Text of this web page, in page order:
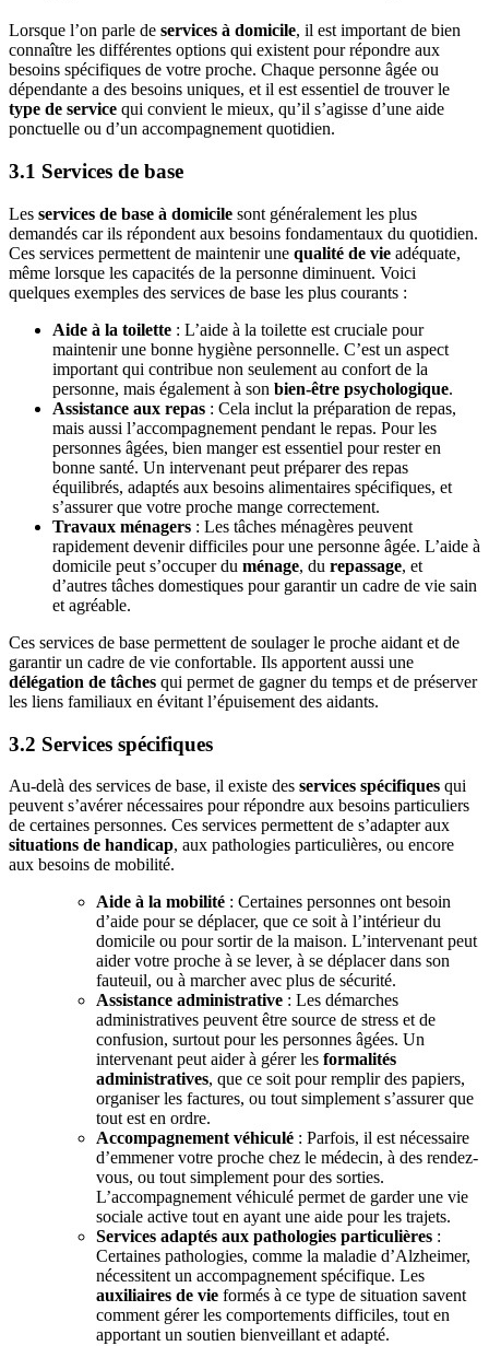
Lorsque l’on parle de services à domicile, il est important de bien
connaître les différentes options qui existent pour répondre aux
besoins spécifiques de votre proche. Chaque personne âgée ou
dépendante a des besoins uniques, et il est essentiel de trouver le
type de service qui convient le mieux, qu’il s’agisse d’une aide
ponctuelle ou d’un accompagnement quotidien.
3.1 Services de base
Les services de base à domicile sont généralement les plus
demandés car ils répondent aux besoins fondamentaux du quotidien.
Ces services permettent de maintenir une qualité de vie adéquate,
même lorsque les capacités de la personne diminuent. Voici
quelques exemples des services de base les plus courants :
Aide à la toilette : L’aide à la toilette est cruciale pour
maintenir une bonne hygiène personnelle. C’est un aspect
important qui contribue non seulement au confort de la
personne, mais également à son bien-être psychologique.
Assistance aux repas : Cela inclut la préparation de repas,
mais aussi l’accompagnement pendant le repas. Pour les
personnes âgées, bien manger est essentiel pour rester en
bonne santé. Un intervenant peut préparer des repas
équilibrés, adaptés aux besoins alimentaires spécifiques, et
s’assurer que votre proche mange correctement.
Travaux ménagers : Les tâches ménagères peuvent
rapidement devenir difficiles pour une personne âgée. L’aide à
domicile peut s’occuper du ménage, du repassage, et
d’autres tâches domestiques pour garantir un cadre de vie sain
et agréable.
Ces services de base permettent de soulager le proche aidant et de
garantir un cadre de vie confortable. Ils apportent aussi une
délégation de tâches qui permet de gagner du temps et de préserver
les liens familiaux en évitant l’épuisement des aidants.
3.2 Services spécifiques
Au-delà des services de base, il existe des services spécifiques qui
peuvent s’avérer nécessaires pour répondre aux besoins particuliers
de certaines personnes. Ces services permettent de s’adapter aux
situations de handicap, aux pathologies particulières, ou encore
aux besoins de mobilité.
Aide à la mobilité : Certaines personnes ont besoin
d’aide pour se déplacer, que ce soit à l’intérieur du
domicile ou pour sortir de la maison. L’intervenant peut
aider votre proche à se lever, à se déplacer dans son
fauteuil, ou à marcher avec plus de sécurité.
Assistance administrative : Les démarches
administratives peuvent être source de stress et de
confusion, surtout pour les personnes âgées. Un
intervenant peut aider à gérer les formalités
administratives, que ce soit pour remplir des papiers,
organiser les factures, ou tout simplement s’assurer que
tout est en ordre.
Accompagnement véhiculé : Parfois, il est nécessaire
d’emmener votre proche chez le médecin, à des rendez-
vous, ou tout simplement pour des sorties.
L’accompagnement véhiculé permet de garder une vie
sociale active tout en ayant une aide pour les trajets.
Services adaptés aux pathologies particulières :
Certaines pathologies, comme la maladie d’Alzheimer,
nécessitent un accompagnement spécifique. Les
auxiliaires de vie formés à ce type de situation savent
comment gérer les comportements difficiles, tout en
apportant un soutien bienveillant et adapté.